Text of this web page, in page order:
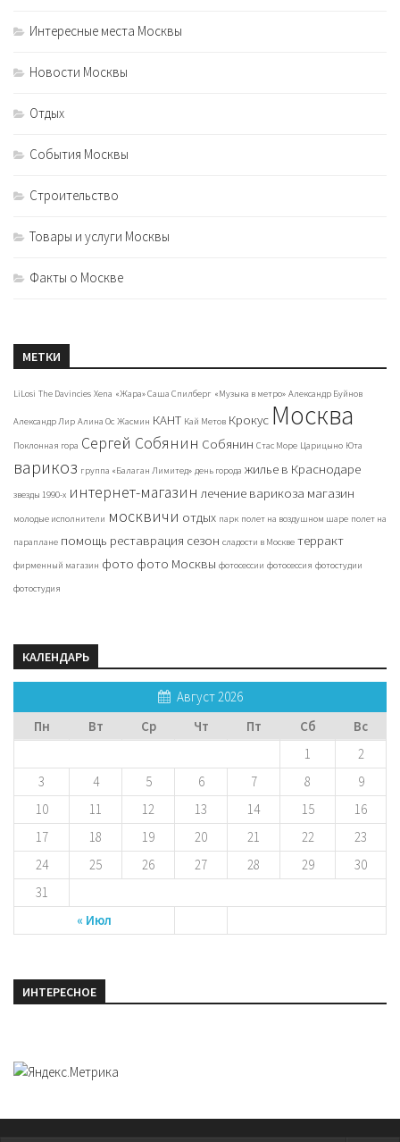
Интересные места Москвы
Новости Москвы
Отдых
События Москвы
Строительство
Товары и услуги Москвы
Факты о Москве
МЕТКИ
LiLosi The Davincies Xena «Жара» Саша Спилберг «Музыка в метро» Александр Буйнов
Александр Лир Алина Ос Жасмин КАНТ Кай Метов Крокус Москва
Поклонная гора Сергей Собянин Собянин Стас Море Царицыно Юта
варикоз группа «Балаган Лимитед» день города жилье в Краснодаре
звезды 1990-х интернет-магазин лечение варикоза магазин
молодые исполнители москвичи отдых парк полет на воздушном шаре полет на
параплане помощь реставрация сезон сладости в Москве терракт
фирменный магазин фото фото Москвы фотосессии фотосессия фотостудии
фотостудия
КАЛЕНДАРЬ
Август 2026
Пн
Вт Ср Чт Пт Сб Вс
« Июл
1
2
3
4 5 6 7 8
9
10
11 12 13 14 15
16
17
18 19 20 21 22
23
24
25 26 27 28 29
30
31
ИНТЕРЕСНОЕ